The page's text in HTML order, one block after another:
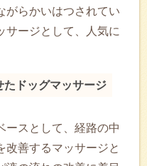
がらかいはつされてい
サージとして、人気に
たドッグマッサージ
ースとして、経路の中
改善するマッサージと